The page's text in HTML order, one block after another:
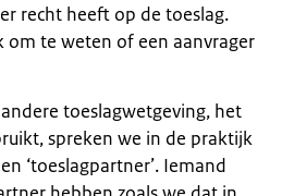
recht heeft op de toeslag.
om te weten of een aanvrager
toeslagwetgeving, het
spreken we in de praktijk
‘toeslagpartner’. Iemand